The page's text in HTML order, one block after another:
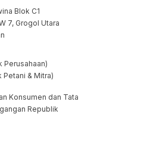
Blok C1
7, Grogol Utara
Perusahaan)
Petani & Mitra)
Konsumen dan Tata
Republik